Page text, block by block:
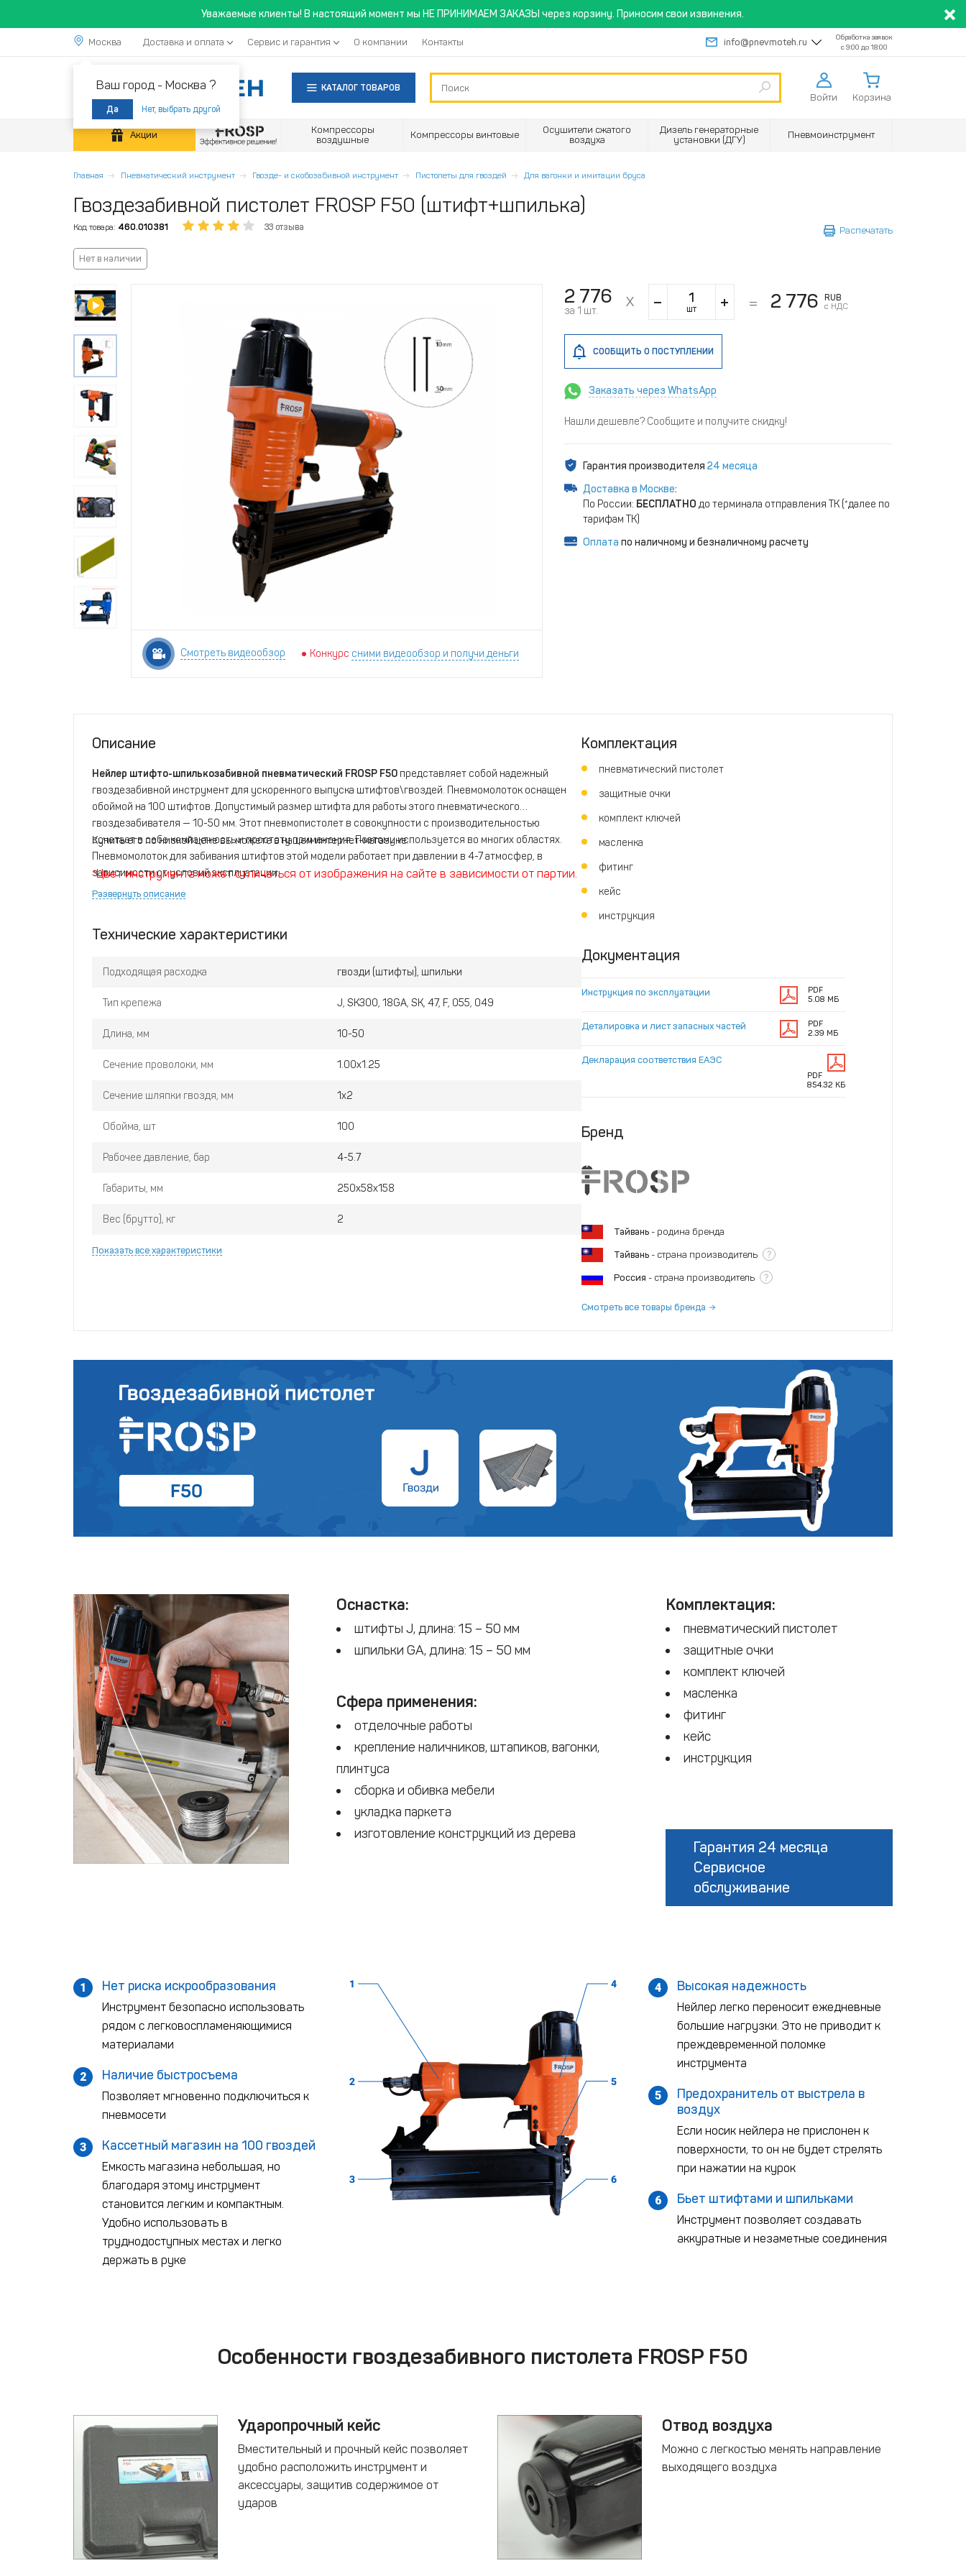
Уважаемые клиенты! В настоящий момент мы НЕ ПРИНИМАЕМ ЗАКАЗЫ через корзину. Приносим свои извинения.
Москва
Ваш город - Москва ?
Да Нет, выбрать другой
Доставка и оплата Сервис и гарантия О компании Контакты info@pnevmoteh.ru
Обработка заявок
с 9:00 до 18:00
КАТАЛОГ ТОВАРОВ
Войти Корзина
Акции
Компрессоры
воздушные
Компрессоры винтовые
Осушители сжатого
воздуха
Дизель генераторные
установки (ДГУ)
Пневмоинструмент
Главная Пневматический инструмент Гвозде- и скобозабивной инструмент Пистолеты для гвоздей Для вагонки и имитации бруса
Гвоздезабивной пистолет FROSP F50 (штифт+шпилька)
Код товара: 460.010381 33 отзыва Распечатать
Нет в наличии
Смотреть видеообзор Конкурс сними видеообзор и получи деньги
2 776
за 1 шт. шт 2 776
RUB
с НДС
СООБЩИТЬ О ПОСТУПЛЕНИИ
Заказать через WhatsApp
Нашли дешевле? Сообщите и получите скидку!
Гарантия производителя 24 месяца
Доставка в Москве:
По России: БЕСПЛАТНО до терминала отправления ТК (*далее по
тарифам ТК)
Оплата по наличному и безналичному расчету
Описание
Нейлер штифто-шпилькозабивной пневматический FROSP F50 представляет собой надежный
гвоздезабивной инструмент для ускоренного выпуска штифтов\гвоздей. Пневмомолоток оснащен
обоймой на 100 штифтов. Допустимый размер штифта для работы этого пневматического
гвоздезабивателя — 10-50 мм. Этот пневмопистолет в совокупности с производительностью
сочетает в себе компактность и простоту применения. Поэтому используется во многих областях.
Пневмомолоток для забивания штифтов этой модели работает при давлении в 4-7 атмосфер, в
зависимости от условий эксплуатации.
Купить его по низкой цене вы можете в нашем интернет-магазине.
*Цвет инструмента может отличаться от изображения на сайте в зависимости от партии.
Развернуть описание
Технические характеристики
Подходящая расходка гвозди (штифты), шпильки
Тип крепежа J, SK300, 18GA, SK, 47, F, 055, 049
Длина, мм 10-50
Сечение проволоки, мм 1.00х1.25
Сечение шляпки гвоздя, мм 1х2
Обойма, шт 100
Рабочее давление, бар 4-5.7
Габариты, мм 250x58x158
Вес (брутто), кг 2
Показать все характеристики
Комплектация
пневматический пистолет
защитные очки
комплект ключей
масленка
фитинг
кейс
инструкция
Документация
Инструкция по эксплуатации
PDF
5.08 МБ
Деталировка и лист запасных частей
PDF
2.39 МБ
Декларация соответствия ЕАЭС
PDF
854.32 КБ
Бренд
Тайвань - родина бренда
Тайвань - страна производитель ?
Россия - страна производитель ?
Смотреть все товары бренда
Оснастка:
штифты J, длина: 15 – 50 мм
шпильки GA, длина: 15 – 50 мм
Сфера применения:
отделочные работы
крепление наличников, штапиков, вагонки,
плинтуса
сборка и обивка мебели
укладка паркета
изготовление конструкций из дерева
Комплектация:
пневматический пистолет
защитные очки
комплект ключей
масленка
фитинг
кейс
инструкция
Гарантия 24 месяца
Сервисное
обслуживание
1 Нет риска искрообразования
Инструмент безопасно использовать
рядом с легковоспламеняющимися
материалами
2 Наличие быстросъема
Позволяет мгновенно подключиться к
пневмосети
3 Кассетный магазин на 100 гвоздей
Емкость магазина небольшая, но
благодаря этому инструмент
становится легким и компактным.
Удобно использовать в
труднодоступных местах и легко
держать в руке
4 Высокая надежность
Нейлер легко переносит ежедневные
большие нагрузки. Это не приводит к
преждевременной поломке
инструмента
5
Предохранитель от выстрела в
воздух
Если носик нейлера не прислонен к
поверхности, то он не будет стрелять
при нажатии на курок
6 Бьет штифтами и шпильками
Инструмент позволяет создавать
аккуратные и незаметные соединения
Особенности гвоздезабивного пистолета FROSP F50
Ударопрочный кейс
Вместительный и прочный кейс позволяет
удобно расположить инструмент и
аксессуары, защитив содержимое от
ударов
Отвод воздуха
Можно с легкостью менять направление
выходящего воздуха